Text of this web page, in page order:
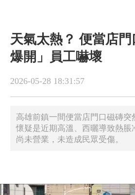
天氣太熱？ 便當店
爆開」員工嚇壞
2026-05-28 18:31:57
高雄前鎮一間便當店門口磁磚突
懷疑是近期高溫、西曬導致熱脹
尚未營業，未造成民眾受傷。